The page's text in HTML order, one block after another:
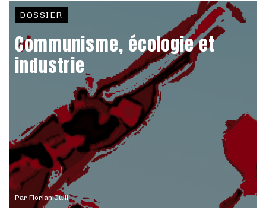
Par Florian Gulli
DOSSIER
Communisme, écologie et
industrie